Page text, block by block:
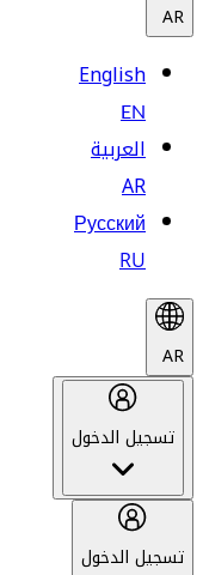
AR
English
EN
العربية
AR
Русский
RU
AR
تسجيل الدخول
تسجيل الدخول